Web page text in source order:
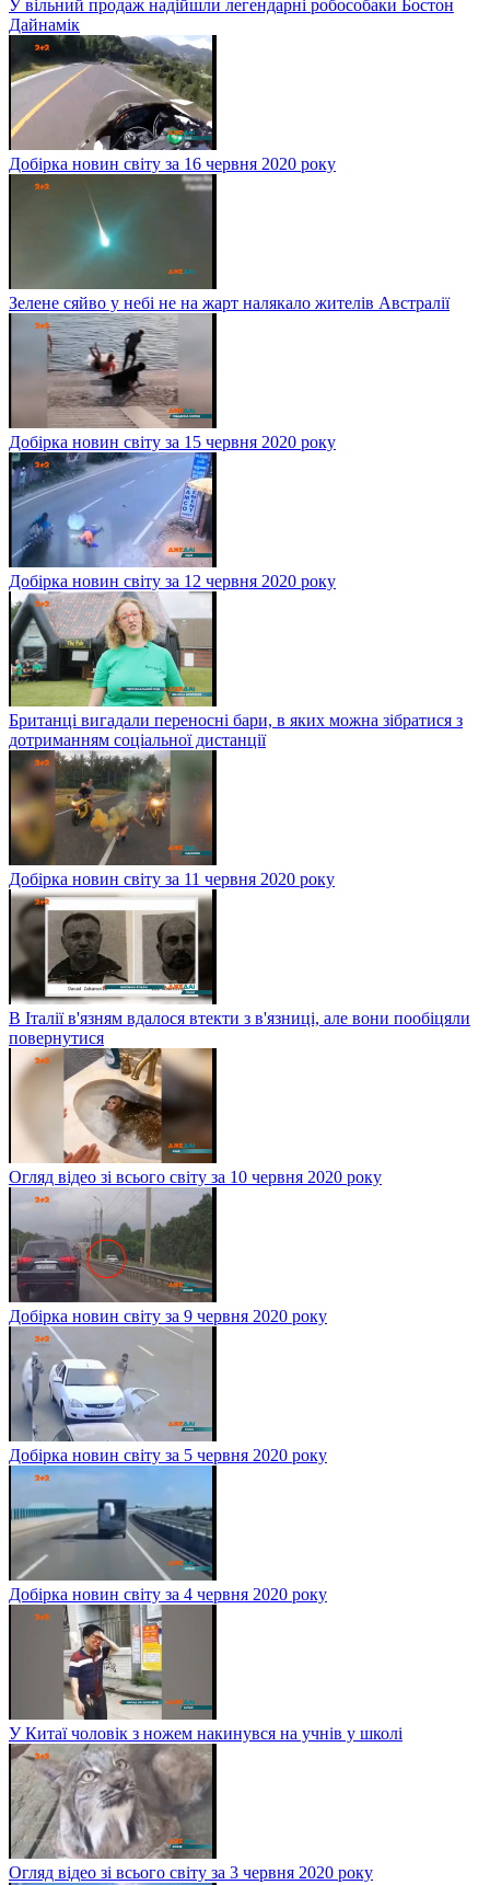
У вільний продаж надійшли легендарні робособаки Бостон
Дайнамік
Добірка новин світу за 16 червня 2020 року
Зелене сяйво у небі не на жарт налякало жителів Австралії
Добірка новин світу за 15 червня 2020 року
Добірка новин світу за 12 червня 2020 року
Британці вигадали переносні бари, в яких можна зібратися з
дотриманням соціальної дистанції
Добірка новин світу за 11 червня 2020 року
В Італії в'язням вдалося втекти з в'язниці, але вони пообіцяли
повернутися
Огляд відео зі всього світу за 10 червня 2020 року
Добірка новин світу за 9 червня 2020 року
Добірка новин світу за 5 червня 2020 року
Добірка новин світу за 4 червня 2020 року
У Китаї чоловік з ножем накинувся на учнів у школі
Огляд відео зі всього світу за 3 червня 2020 року